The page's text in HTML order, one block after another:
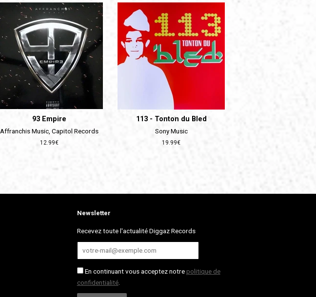
93 Empire
Affranchis Music, Capitol Records
Prix
12.99€
113 - Tonton du Bled
Sony Music
Prix
19.99€
Newsletter
Recevez toute l'actualité Diggaz Records
En continuant vous acceptez notre politique de
confidentialité.